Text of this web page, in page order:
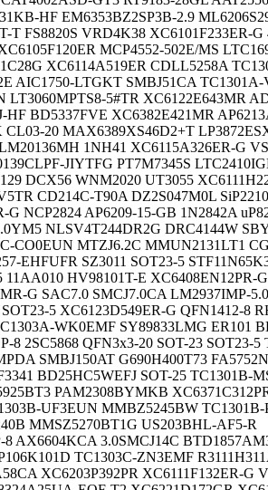
HF EM6353BZ2SP3B-2.9
T FS8820S VRD4K38 XC6101F233ER-G
MCP4552-502E/MS
XC6114A519ER CDLL5258A
AIC1750-LTGKT SMBJ51CA
LT3060MPTS8-5#TR XC6122E643MR
HF BD5337FVE XC6382E421MR
20 MAX6389XS46D2+T
1NH41 XC6115A326ER-G
JIYTFG PT7M7345S
DCX56 WNM2020 UT3055
CD214C-T90A DZ2S047M0L
NCP2824 AP6209-15-GB 1N2842A
NLSV4T244DR2G DRC4144W
CO0EUN MTZJ6.2C MMUN2131LT1
EHFUFR SZ3011 SOT23-5
HV98101T-E XC6408EN12PR-
G SAC7.0 SMCJ7.0CA LM2937IMP-
5 XC6123D549ER-G QFN1412-8
WK0EMF SY89833LMG ER101
8 2SC5868 QFN3x3-20 SOT-23 SOT23-5
SMBJ150AT G690H400T73 FA5752N
BD25HC5WEFJ SOT-25 TC1301B-
PAM2308BYMKB
UF3EUN MMBZ5245BW
MMSZ5270BT1G US203BHL-AF5-R
8 AX6604KCA 3.0SMCJ14C
TC1303C-ZN3EMF
XC6203P392PR XC6111F132ER-G